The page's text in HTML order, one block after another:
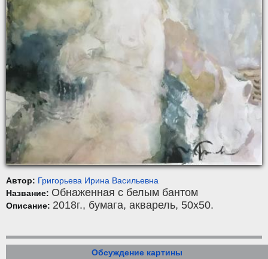
Автор: Григорьева Ирина Васильевна
Название: Обнаженная с белым бантом
Описание: 2018г., бумага, акварель, 50x50.
Обсуждение картины